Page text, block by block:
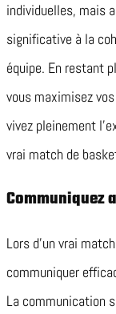
individuelles, mais
significative à la
équipe. En restant
vous maximisez
vivez pleinement
vrai match de
Communiquez
Lors d’un vrai
communiquer
La communication